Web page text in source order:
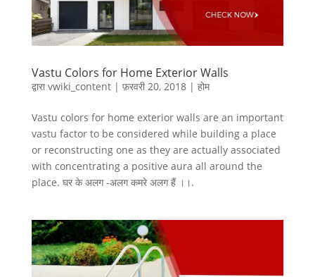
Vastu Colors for Home Exterior Walls
द्वाराvwiki_content| फ़रवरी 20, 2018| होम
Vastu colors for home exterior walls are an important
vastu factor to be considered while building a place
or reconstructing one as they are actually associated
with concentrating a positive aura all around the
place. घर के अलग -अलग कमरे अलग हैं ।।.